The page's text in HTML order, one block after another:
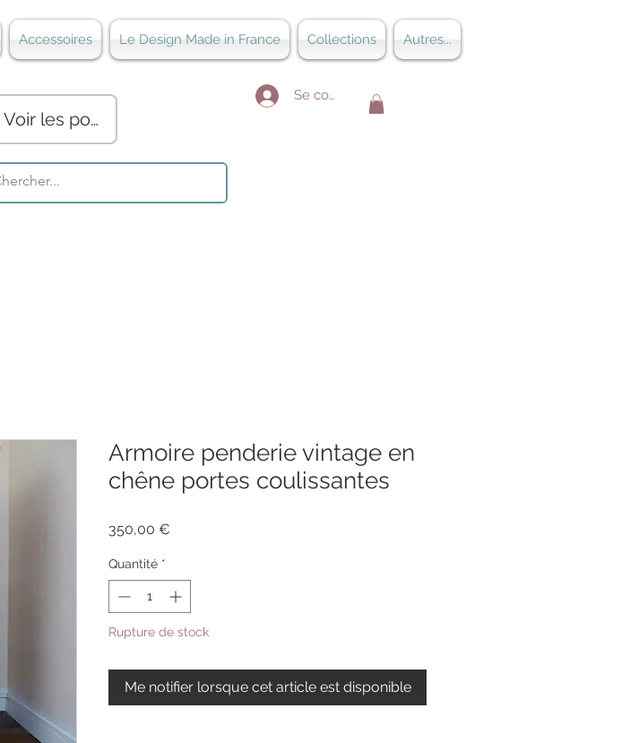
Accessoires Le Design Made in France Collections Autres...
Voir les points
Se connecter
Armoire penderie vintage en
chêne portes coulissantes
350,00 €
Quantité *
Rupture de stock
Me notifier lorsque cet article est disponible